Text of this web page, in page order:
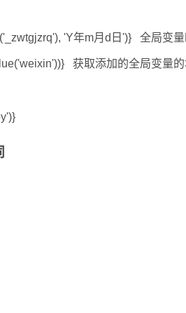
'Y年m月d日')} 全局变
获取添加的全局变量